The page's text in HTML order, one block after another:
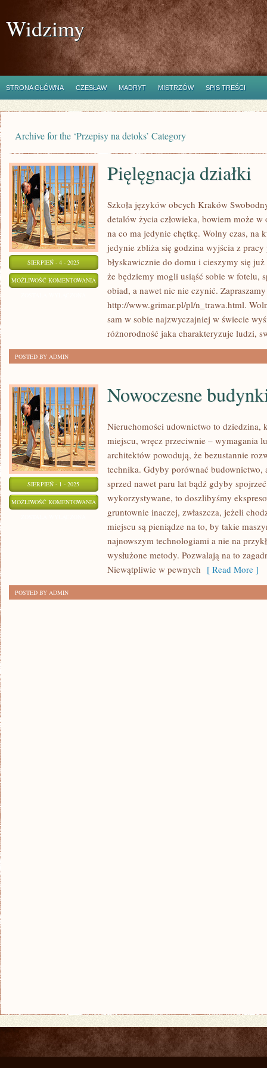
Widzimy
STRONA GŁÓWNA CZESŁAW MADRYT MISTRZÓW SPIS TREŚCI
Archive for the ‘Przepisy na detoks’ Category
SIERPIEŃ - 4 - 2025
MOŻLIWOŚĆ KOMENTOWANIA PIĘLĘGNACJA
DZIAŁKI
Pięlęgnacja działki
Szkoła języków obcych Kraków
detalów życia człowieka, bowiem może
na co ma jedynie chętkę. Wolny czas, na
jedynie zbliża się godzina wyjścia z
błyskawicznie do domu i cieszymy się
że będziemy mogli usiąść sobie w fotelu,
obiad, a nawet nic nie czynić.
http://www.grimar.pl/pl/n_trawa.html.
sam w sobie najzwyczajniej w świecie
różnorodność jaka charakteryzuje ludzi,
POSTED BY ADMIN
SIERPIEŃ - 1 - 2025
MOŻLIWOŚĆ KOMENTOWANIA NOWOCZESNE
BUDYNKI
Nowoczesne
Nieruchomości udownictwo to dziedzina,
miejscu, wręcz przeciwnie – wymagania
architektów powodują, że bezustannie
technika. Gdyby porównać budownictwo,
sprzed nawet paru lat bądź gdyby
wykorzystywane, to doszlibyśmy
gruntownie inaczej, zwłaszcza, jeżeli
miejscu są pieniądze na to, by takie
najnowszym technologiami a nie na
wysłużone metody. Pozwalają na to
Niewątpliwie w pewnych [ Read More ]
POSTED BY ADMIN